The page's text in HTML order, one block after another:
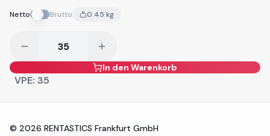
Netto Brutto 0.45 kg
In den Warenkorb
VPE: 35
© 2026 RENTASTICS Frankfurt GmbH